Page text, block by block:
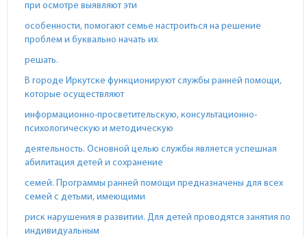
при осмотре выявляют эти
особенности, помогают семье настроиться на решение
проблем и буквально начать их
решать.
В городе Иркутске функционируют службы ранней помощи,
которые осуществляют
информационно-просветительскую, консультационно-
психологическую и методическую
деятельность. Основной целью службы является успешная
абилитация детей и сохранение
семей. Программы ранней помощи предназначены для всех
семей с детьми, имеющими
риск нарушения в развитии. Для детей проводятся занятия по
индивидуальным